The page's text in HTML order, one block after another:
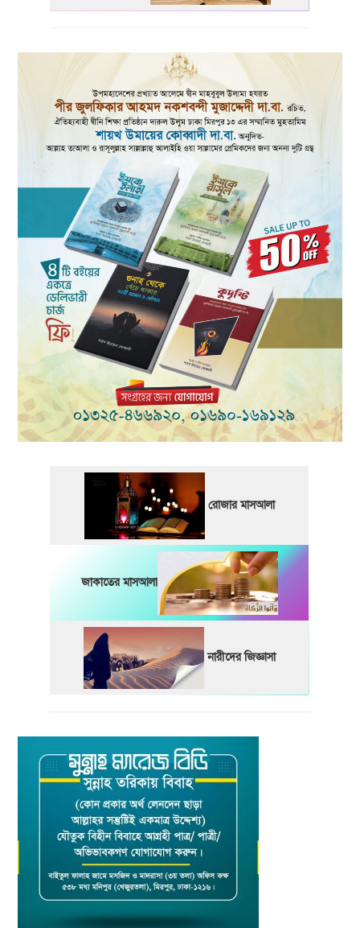
রোজার মাসআলা
জাকাতের মাসআলা
নারীদের জিজ্ঞাসা